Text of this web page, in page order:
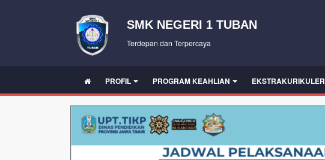
SMK NEGERI 1 TUBAN
Terdepan dan Terpercaya
PROFIL PROGRAM KEAHLIAN EKSTRAKURIKULER